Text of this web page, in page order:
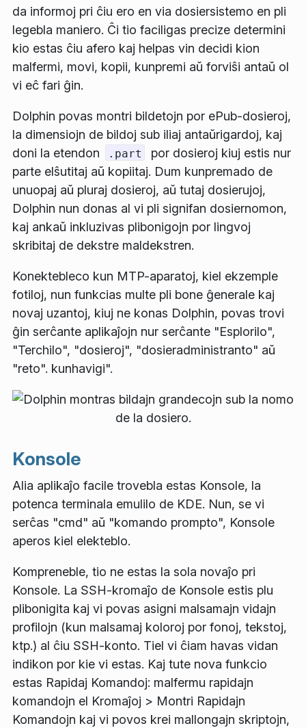
da informoj pri ĉiu ero en via dosiersistemo en pli
legebla maniero. Ĉi tio faciligas precize determini
kio estas ĉiu afero kaj helpas vin decidi kion
malfermi, movi, kopii, kunpremi aŭ forviŝi antaŭ ol
vi eĉ fari ĝin.
Dolphin povas montri bildetojn por ePub-dosieroj,
la dimensiojn de bildoj sub iliaj antaŭrigardoj, kaj
doni la etendon
.part
por dosieroj kiuj estis nur
parte elŝutitaj aŭ kopiitaj. Dum kunpremado de
unuopaj aŭ pluraj dosieroj, aŭ tutaj dosierujoj,
Dolphin nun donas al vi pli signifan dosiernomon,
kaj ankaŭ inkluzivas plibonigojn por lingvoj
skribitaj de dekstre maldekstren.
Konektebleco kun MTP-aparatoj, kiel ekzemple
fotiloj, nun funkcias multe pli bone ĝenerale kaj
novaj uzantoj, kiuj ne konas Dolphin, povas trovi
ĝin serĉante aplikaĵojn nur serĉante "Esplorilo",
"Terchilo", "dosieroj", "dosieradministranto" aŭ
"reto". kunhavigi".
Konsole
Alia aplikaĵo facile trovebla estas Konsole, la
potenca terminala emulilo de KDE. Nun, se vi
serĉas "cmd" aŭ "komando prompto", Konsole
aperos kiel elekteblo.
Kompreneble, tio ne estas la sola novaĵo pri
Konsole. La SSH-kromaĵo de Konsole estis plu
plibonigita kaj vi povas asigni malsamajn vidajn
profilojn (kun malsamaj koloroj por fonoj, tekstoj,
ktp.) al ĉiu SSH-konto. Tiel vi ĉiam havas vidan
indikon por kie vi estas. Kaj tute nova funkcio
estas Rapidaj Komandoj: malfermu rapidajn
komandojn el Kromaĵoj > Montri Rapidajn
Komandojn kaj vi povos krei mallongajn skriptojn,